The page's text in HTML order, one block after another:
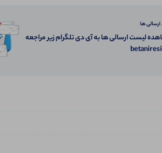
ها
لیست ارسالی ها به آی دی تلگرام زیر مراجعه